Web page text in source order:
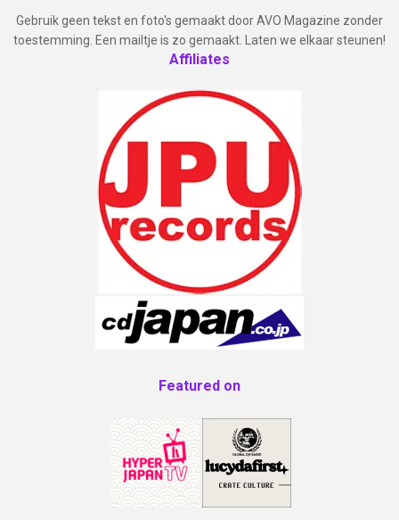
Gebruik geen tekst en foto's gemaakt door AVO Magazine zonder
toestemming. Een mailtje is zo gemaakt. Laten we elkaar steunen!
Affiliates
Featured on